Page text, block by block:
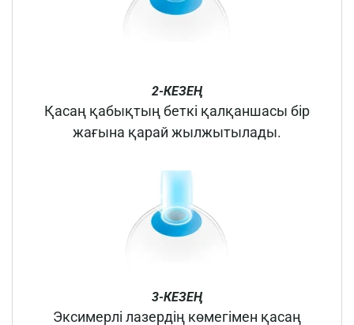
2-КЕЗЕҢ
Қасаң қабықтың беткі қалқаншасы бір
жағына қарай жылжытылады.
3-КЕЗЕҢ
Эксимерлі лазердің көмегімен қасаң